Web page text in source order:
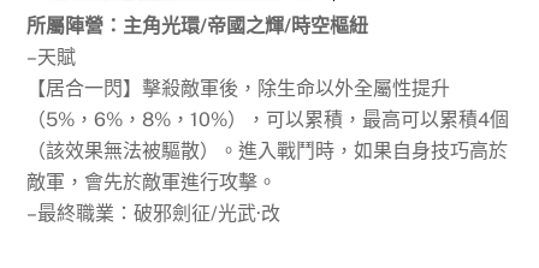
所屬陣營：主角光環/帝國之輝/時空樞紐
–天賦
【居合一閃】擊殺敵軍後，除生命以外全屬性提升
（5%，6%，8%，10%），可以累積，最高可以累積4個
（該效果無法被驅散）。進入戰鬥時，如果自身技巧高於
敵軍，會先於敵軍進行攻擊。
–最終職業：破邪劍征/光武·改